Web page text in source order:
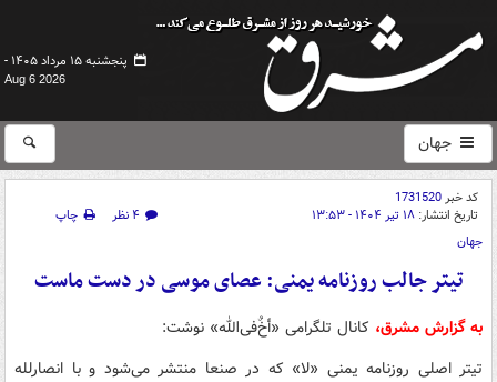
پنجشنبه ۱۵ مرداد ۱۴۰۵ -
Aug 6 2026
جهان
کد خبر1731520
تاریخ انتشار: ۱۸ تیر ۱۴۰۴ - ۱۳:۵۳ ۴ نظر
چاپ
جهان
تیتر جالب روزنامه یمنی: عصای موسی در دست ماست
به گزارش مشرق، کانال تلگرامی «أخٌ‌فی‌الله» نوشت:
تیتر اصلی روزنامه یمنی «لا» که در صنعا منتشر می‌شود و با انصارلله